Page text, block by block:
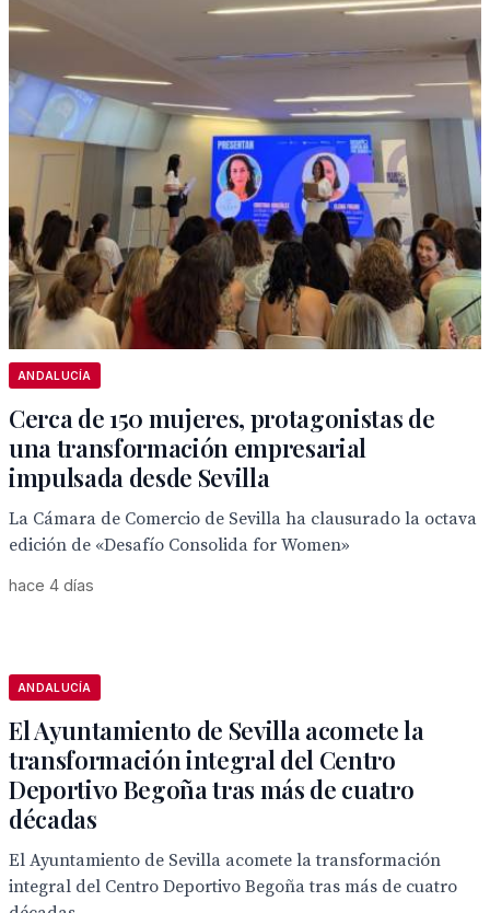
ANDALUCÍA
Cerca de 150 mujeres, protagonistas de
una transformación empresarial
impulsada desde Sevilla
La Cámara de Comercio de Sevilla ha clausurado la octava
edición de «Desafío Consolida for Women»
hace 4 días
ANDALUCÍA
El Ayuntamiento de Sevilla acomete la
transformación integral del Centro
Deportivo Begoña tras más de cuatro
décadas
El Ayuntamiento de Sevilla acomete la transformación
integral del Centro Deportivo Begoña tras más de cuatro